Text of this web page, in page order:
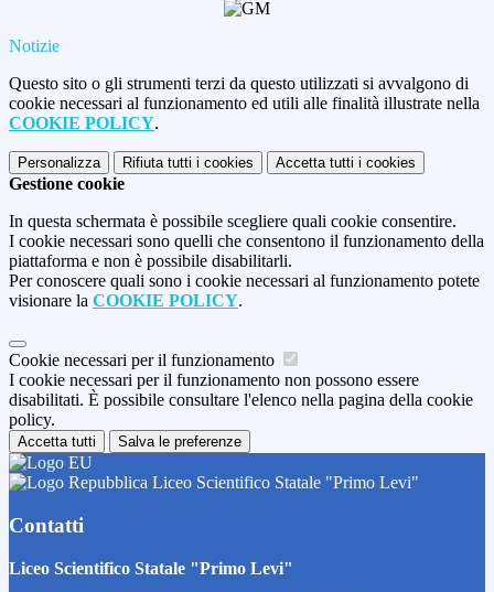
Notizie
Questo sito o gli strumenti terzi da questo utilizzati si avvalgono di
cookie necessari al funzionamento ed utili alle finalità illustrate nella
COOKIE POLICY.
Personalizza Rifiuta tutti i cookies Accetta tutti i cookies
Gestione cookie
In questa schermata è possibile scegliere quali cookie consentire.
I cookie necessari sono quelli che consentono il funzionamento della
piattaforma e non è possibile disabilitarli.
Per conoscere quali sono i cookie necessari al funzionamento potete
visionare la COOKIE POLICY.
Cookie necessari per il funzionamento
I cookie necessari per il funzionamento non possono essere
disabilitati. È possibile consultare l'elenco nella pagina della cookie
policy.
Accetta tutti Salva le preferenze
Liceo Scientifico Statale "Primo Levi"
Contatti
Liceo Scientifico Statale "Primo Levi"